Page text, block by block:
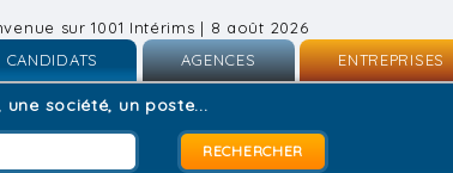
sur 1001 Intérims | 8 août 2026
CANDIDATS
Inscription
AGENCES
Inscription
Connexion
ENTREPRISES
société, un poste...